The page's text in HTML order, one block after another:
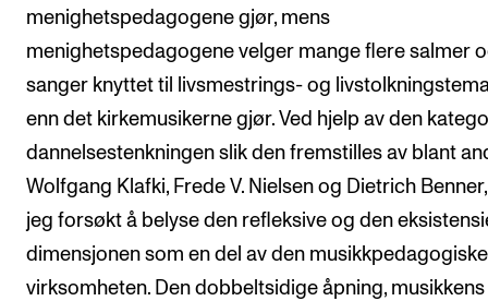
menighetspedagogene gjør, mens
menighetspedagogene velger mange flere salmer
sanger knyttet til livsmestrings- og
enn det kirkemusikerne gjør. Ved hjelp av den
dannelsestenkningen slik den fremstilles av blant
Wolfgang Klafki, Frede V. Nielsen og Dietrich
jeg forsøkt å belyse den refleksive og den
dimensjonen som en del av den musikkpedagogiske
virksomheten. Den dobbeltsidige åpning, musikkens